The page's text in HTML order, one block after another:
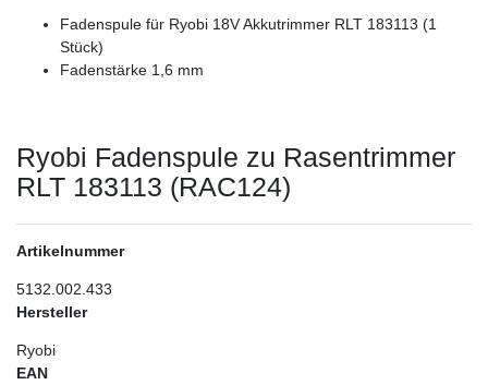
Fadenspule für Ryobi 18V Akkutrimmer RLT 183113 (1
Stück)
Fadenstärke 1,6 mm
Ryobi Fadenspule zu Rasentrimmer
RLT 183113 (RAC124)
Artikelnummer
5132.002.433
Hersteller
Ryobi
EAN